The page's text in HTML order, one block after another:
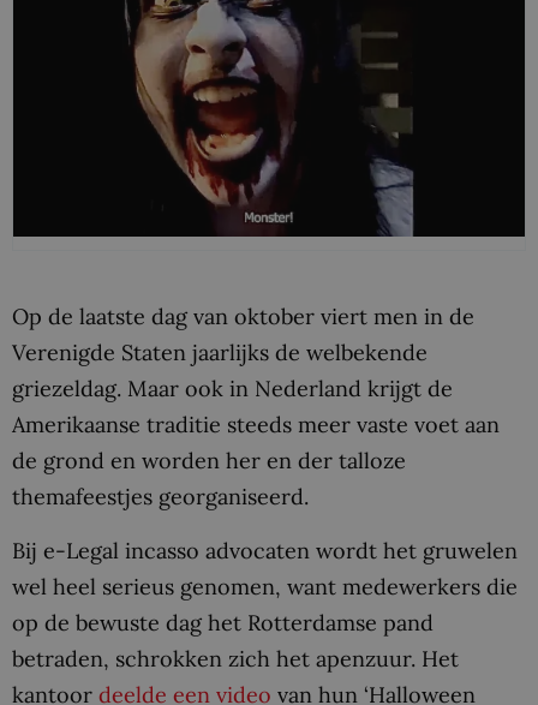
Op de laatste dag van oktober viert men in de
Verenigde Staten jaarlijks de welbekende
griezeldag. Maar ook in Nederland krijgt de
Amerikaanse traditie steeds meer vaste voet aan
de grond en worden her en der talloze
themafeestjes georganiseerd.
Bij e-Legal incasso advocaten wordt het gruwelen
wel heel serieus genomen, want medewerkers die
op de bewuste dag het Rotterdamse pand
betraden, schrokken zich het apenzuur. Het
kantoor deelde een video van hun ‘Halloween